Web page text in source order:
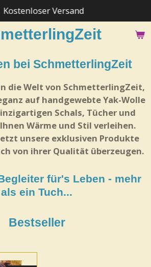
Kostenloser Versand
bei SchmetterlingZeit
die Welt von SchmetterlingZeit,
auf handgewebte Yak-Wolle
Schals, Tücher und
Wärme und Stil verleihen.
unsere exklusiven Produkte
von ihrer Qualität überzeugen.
für's Leben - mehr
als ein Tuch...
Bestseller